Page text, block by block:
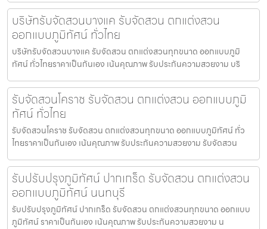
บริษัทรับจัดสวนบางแค รับจัดสวน ตกแต่งสวน
ออกแบบภูมิทัศน์ ทั่วไทย
บริษัทรับจัดสวนบางแค รับจัดสวน ตกแต่งสวนทุกขนาด ออกแบบภูมิ
ทัศน์ ทั่วไทยราคาเป็นกันเอง เน้นคุณภาพ รับประกันความสวยงาม บริ
รับจัดสวนโคราช รับจัดสวน ตกแต่งสวน ออกแบบภูมิ
ทัศน์ ทั่วไทย
รับจัดสวนโคราช รับจัดสวน ตกแต่งสวนทุกขนาด ออกแบบภูมิทัศน์ ทั่ว
ไทยราคาเป็นกันเอง เน้นคุณภาพ รับประกันความสวยงาม รับจัดสวน
รับปรับปรุงภูมิทัศน์ ปากเกร็ด รับจัดสวน ตกแต่งสวน
ออกแบบภูมิทัศน์ นนทบุรี
รับปรับปรุงภูมิทัศน์ ปากเกร็ด รับจัดสวน ตกแต่งสวนทุกขนาด ออกแบบ
ภูมิทัศน์ ราคาเป็นกันเอง เน้นคุณภาพ รับประกันความสวยงาม น